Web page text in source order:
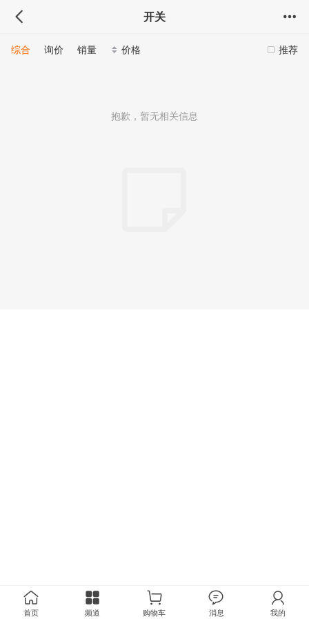
开关
推荐
综合 询价 销量 价格
抱歉，暂无相关信息
首页 频道 购物车 消息 我的